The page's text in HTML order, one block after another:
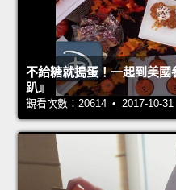
不給糖就搗蛋！一起到美
趴』
觀看次數：20614 • 2017-10-31